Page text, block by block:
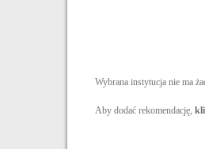
Wybrana instytucja nie ma
Aby dodać rekomendację,